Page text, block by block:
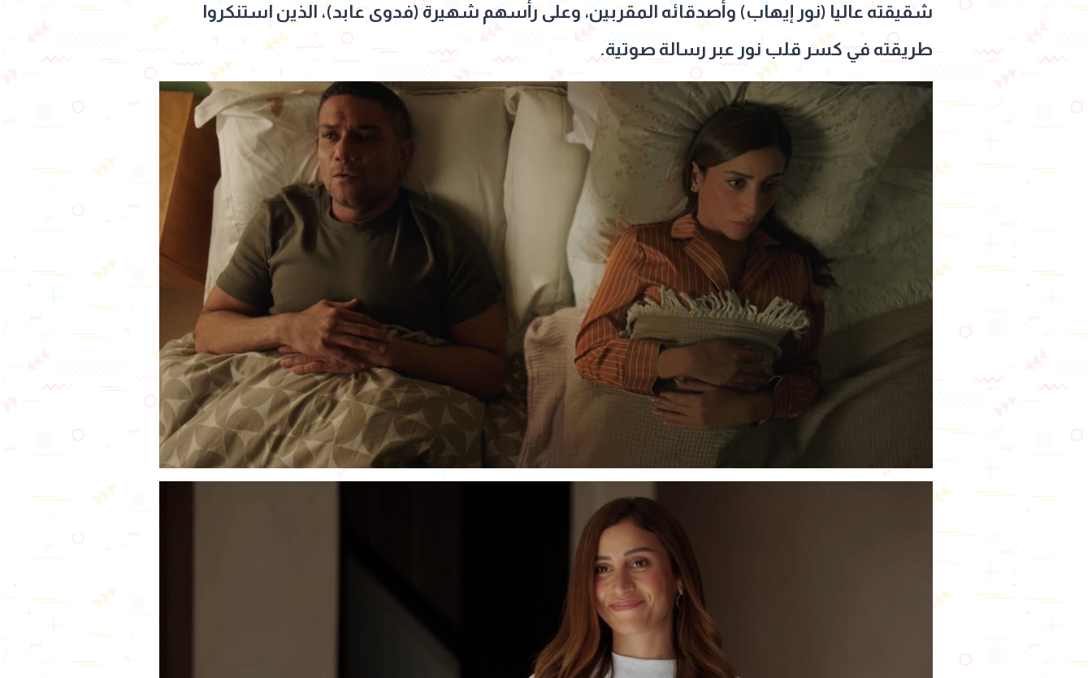
شقيقته عاليا (نور إيهاب) وأصدقائه المقربين، وعلى رأسهم شهيرة (فدوى عابد)، الذين استنكروا
طريقته في كسر قلب نور عبر رسالة صوتية.